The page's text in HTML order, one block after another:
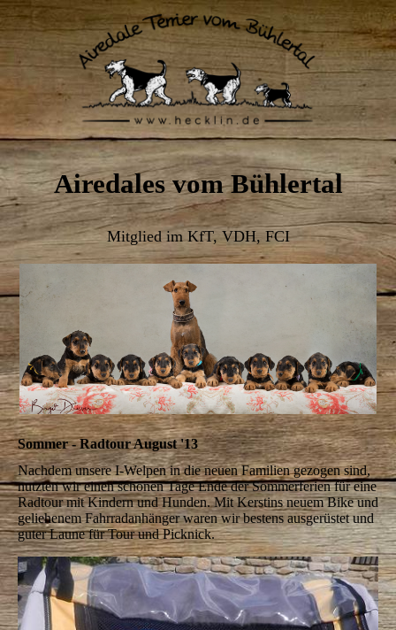
Airedales vom Bühlertal
Mitglied im KfT, VDH, FCI
Sommer - Radtour August '13
Nachdem unsere I-Welpen in die neuen Familien gezogen sind,
nutzten wir einen schönen Tage Ende der Sommerferien für eine
Radtour mit Kindern und Hunden. Mit Kerstins neuem Bike und
geliehenem Fahrradanhänger waren wir bestens ausgerüstet und
guter Laune für Tour und Picknick.